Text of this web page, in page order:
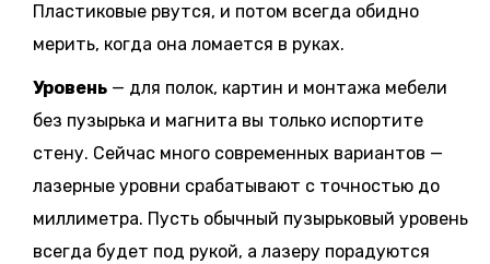
Пластиковые рвутся, и потом всегда обидно
мерить, когда она ломается в руках.
Уровень — для полок, картин и монтажа мебели
без пузырька и магнита вы только испортите
стену. Сейчас много современных вариантов —
лазерные уровни срабатывают с точностью до
миллиметра. Пусть обычный пузырьковый уровень
всегда будет под рукой, а лазеру порадуются